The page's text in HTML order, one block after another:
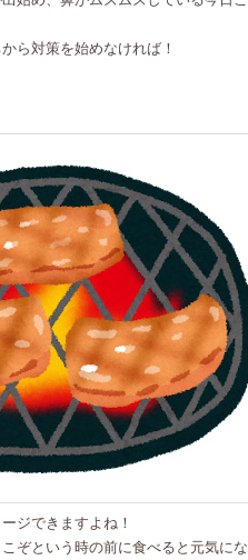
ら対策を始めなければ！
ジできますよね！
ぞという時の前に食べると元気に